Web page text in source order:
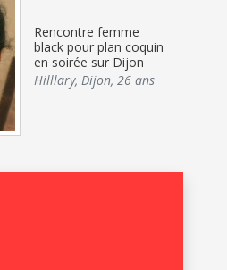
Rencontre femme
black pour plan coquin
en soirée sur Dijon
Hilllary, Dijon, 26 ans